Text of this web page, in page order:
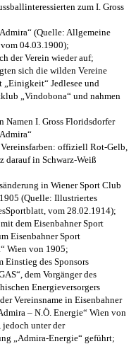
zum I. Gross
(Quelle: Allgemeine
04.03.1900);
der Verein wieder auf;
sich die wilden Vereine
„Einigkeit“ Jedlesee und
„Vindobona“ und nahmen
Namen I. Gross Floridsdorfer
offiziell Rot-Gelb,
darauf in Schwarz-Weiß
in Wiener Sport Club
1905 (Quelle: Illustriertes
vom 28.02.1914);
dem Eisenbahner Sport
Eisenbahner Sport
Wien von 1905;
Einstieg des Sponsors
dem Vorgänger des
Energieversorgers
der Vereinsname in Eisenbahner
– N.Ö. Energie“ Wien von
jedoch unter der
„Admira-Energie“ geführt;